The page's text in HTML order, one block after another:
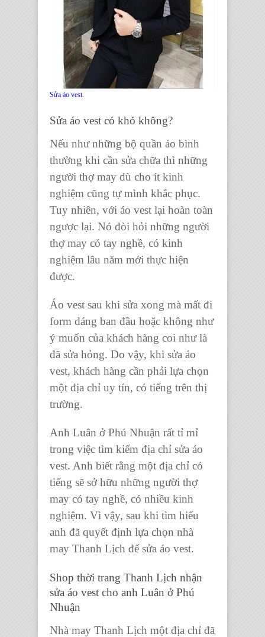
Sửa áo vest.
Sửa áo vest có khó không?
Nếu như những bộ quần áo bình
thường khi cần sửa chữa thì những
người thợ may dù cho ít kinh
nghiệm cũng tự mình khắc phục.
Tuy nhiên, với áo vest lại hoàn toàn
ngược lại. Nó đòi hỏi những người
thợ may có tay nghề, có kinh
nghiệm lâu năm mới thực hiện
được.
Áo vest sau khi sửa xong mà mất đi
form dáng ban đầu hoặc không như
ý muốn của khách hàng coi như là
đã sửa hỏng. Do vậy, khi sửa áo
vest, khách hàng cần phải lựa chọn
một địa chỉ uy tín, có tiếng trên thị
trường.
Anh Luân ở Phú Nhuận rất tỉ mỉ
trong việc tìm kiếm địa chỉ sửa áo
vest. Anh biết rằng một địa chỉ có
tiếng sẽ sở hữu những người thợ
may có tay nghề, có nhiều kinh
nghiệm. Vì vậy, sau khi tìm hiểu
anh đã quyết định lựa chọn nhà
may Thanh Lịch để sửa áo vest.
Shop thời trang Thanh Lịch nhận
sửa áo vest cho anh Luân ở Phú
Nhuận
Nhà may Thanh Lịch một địa chỉ đã